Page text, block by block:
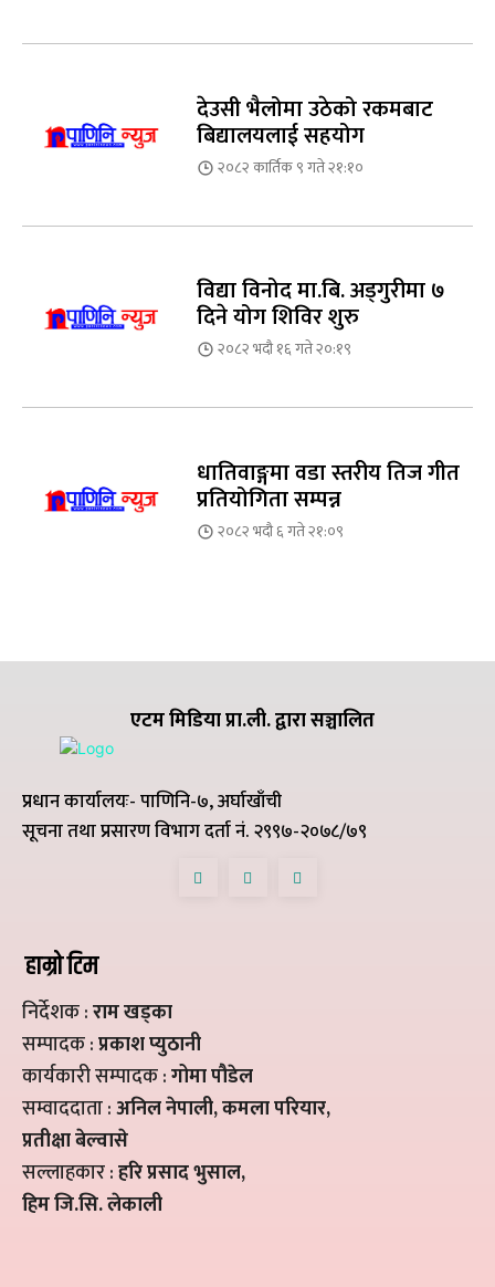
देउसी भैलोमा उठेको रकमबाट
बिद्यालयलाई सहयोग
२०८२ कार्तिक ९ गते २१:१०
विद्या विनोद मा.बि. अड्गुरीमा ७
दिने योग शिविर शुरु
२०८२ भदौ १६ गते २०:१९
धातिवाङ्गमा वडा स्तरीय तिज गीत
प्रतियोगिता सम्पन्न
२०८२ भदौ ६ गते २१:०९
एटम मिडिया प्रा.ली. द्वारा सञ्चालित
प्रधान कार्यालयः- पाणिनि-७, अर्घाखाँची
सूचना तथा प्रसारण विभाग दर्ता नं. २९९७-२०७८/७९
हाम्रो टिम
निर्देशक :राम खड्का
सम्पादक :प्रकाश प्युठानी
कार्यकारी सम्पादक :गोमा पौडेल
सम्वाददाता :अनिल नेपाली, कमला परियार,
प्रतीक्षा बेल्वासे
सल्लाहकार :हरि प्रसाद भुसाल,
हिम जि.सि. लेकाली